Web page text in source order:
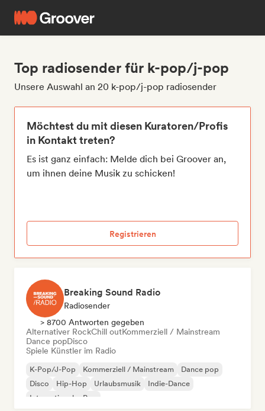
Top radiosender für k-pop/j-pop
Unsere Auswahl an 20 k-pop/j-pop radiosender
Möchtest du mit diesen Kuratoren/Profis
in Kontakt treten?
Es ist ganz einfach: Melde dich bei Groover an,
um ihnen deine Musik zu schicken!
Registrieren
Breaking Sound Radio
Radiosender
> 8700 Antworten gegeben
Alternativer RockChill outKommerziell / Mainstream
Dance popDisco
Spiele Künstler im Radio
K-Pop/J-Pop Kommerziell / Mainstream
Dance pop
Disco
Hip-Hop Urlaubsmusik
Indie-Dance
Internationaler Pop